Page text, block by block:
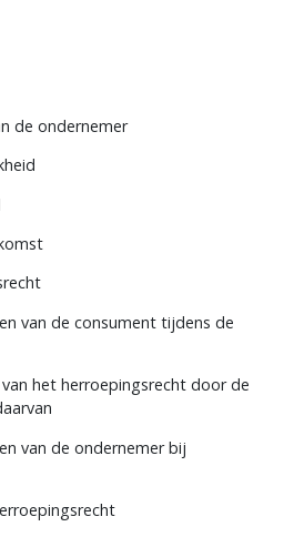
graanvrij hondenvoer
de ondernemer
van de consument tijdens de
het herroepingsrecht door de
van de ondernemer bij